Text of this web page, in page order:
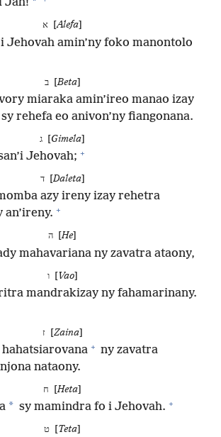
Jah!
א [Alefa
Jehovah amin’ny foko manontolo
ב [Beta]
miaraka amin’ireo manao izay
rehefa eo anivon’ny fiangonana.
Gimela
Jehovah; +
ד [Daleta]
azy ireny izay rehetra
an’ireny. +
ה [He]
mahavariana ny zavatra ataony,
ו [Vao]
mandrakizay ny fahamarinany.
ז [ Zaina]
+ ny zavatra
nataony.
ח [Heta
* sy mamindra fo i Jehovah. +
Teta